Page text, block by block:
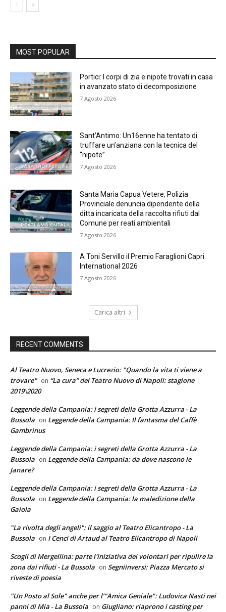
MOST POPULAR
Portici: I corpi di zia e nipote trovati in casa
in avanzato stato di decomposizione
7 Agosto 2026
Sant’Antimo: Un16enne ha tentato di
truffare un’anziana con la tecnica del
“nipote”
7 Agosto 2026
Santa Maria Capua Vetere, Polizia
Provinciale denuncia dipendente della
ditta incaricata della raccolta rifiuti dal
Comune per reati ambientali
7 Agosto 2026
A Toni Servillo il Premio Faraglioni Capri
International 2026
7 Agosto 2026
Carica altri
RECENT COMMENTS
Al Teatro Nuovo, Seneca e Lucrezio: "Quando la vita ti viene a
trovare" on “La cura” del Teatro Nuovo di Napoli: stagione
2019\2020
Leggende della Campania: i segreti della Grotta Azzurra - La
Bussola on Leggende della Campania: Il fantasma del Caffè
Gambrinus
Leggende della Campania: i segreti della Grotta Azzurra - La
Bussola on Leggende della Campania: da dove nascono le
Janare?
Leggende della Campania: i segreti della Grotta Azzurra - La
Bussola on Leggende della Campania: la maledizione della
Gaiola
"La rivolta degli angeli": il saggio al Teatro Elicantropo - La
Bussola on I Cenci di Artaud al Teatro Elicantropo di Napoli
Scogli di Mergellina: parte l'iniziativa dei volontari per ripulire la
zona dai rifiuti - La Bussola on Segniinversi: Piazza Mercato si
riveste di poesia
"Un Posto al Sole" anche per l’"Amica Geniale": Ludovica Nasti nei
panni di Mia - La Bussola on Giugliano: riaprono i casting per